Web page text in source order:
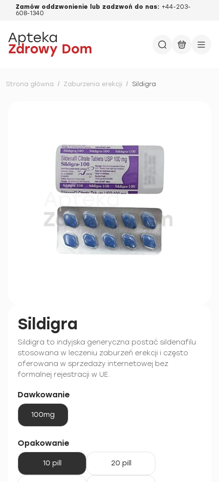
Zamów oddzwonienie lub zadzwoń do nas: +44-203-
608-1340
Strona główna / Zaburzenia erekcji / Sildigra
Sildigra
Sildigra to indyjska generyczna postać sildenafilu
stosowana w leczeniu zaburzeń erekcji i często
oferowana w sprzedaży internetowej bez
formalnej rejestracji w UE.
Dawkowanie
100mg
Opakowanie
10 pill 20 pill